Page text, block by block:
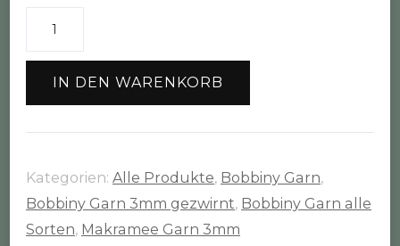
gezwirnt)
Menge
IN DEN WARENKORB
Kategorien: Alle Produkte, Bobbiny Garn,
Bobbiny Garn 3mm gezwirnt, Bobbiny Garn alle
Sorten, Makramee Garn 3mm